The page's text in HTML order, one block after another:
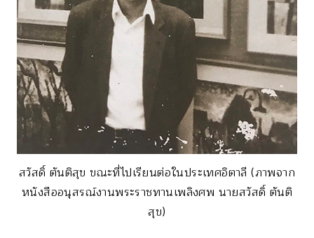
สวัสดิ์ ตันติสุข ขณะที่ไปเรียนต่อในประเทศอิตาลี (ภาพจาก
หนังสืออนุสรณ์งานพระราชทานเพลิงศพ นายสวัสดิ์ ตันติ
สุข)